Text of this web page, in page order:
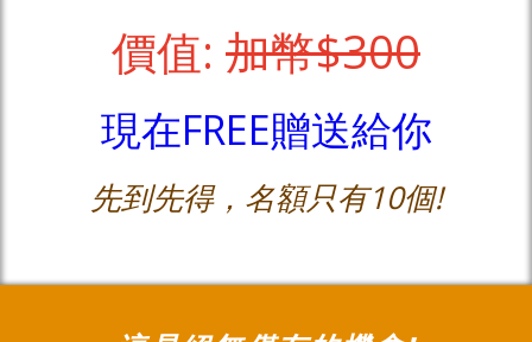
價值: 加幣$300
現在FREE贈送給你
先到先得，名額只有10個!